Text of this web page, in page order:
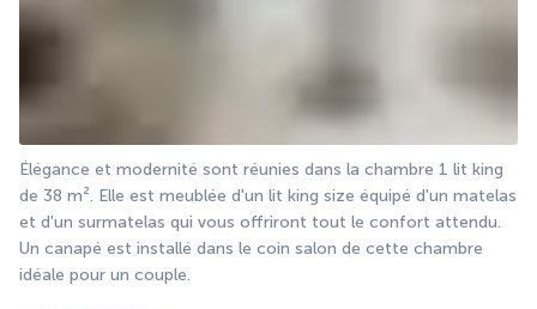
Élégance et modernité sont réunies dans la chambre 1 lit king
de 38 m². Elle est meublée d'un lit king size équipé d'un matelas
et d'un surmatelas qui vous offriront tout le confort attendu.
Un canapé est installé dans le coin salon de cette chambre
idéale pour un couple.